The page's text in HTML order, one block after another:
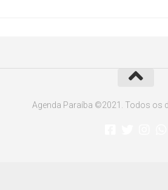
Agenda Paraíba ©2021. Todos os